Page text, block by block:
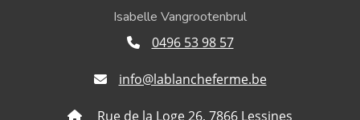
Isabelle Vangrootenbrul
0496 53 98 57
info@lablancheferme.be
Rue de la Loge 26, 7866 Lessines